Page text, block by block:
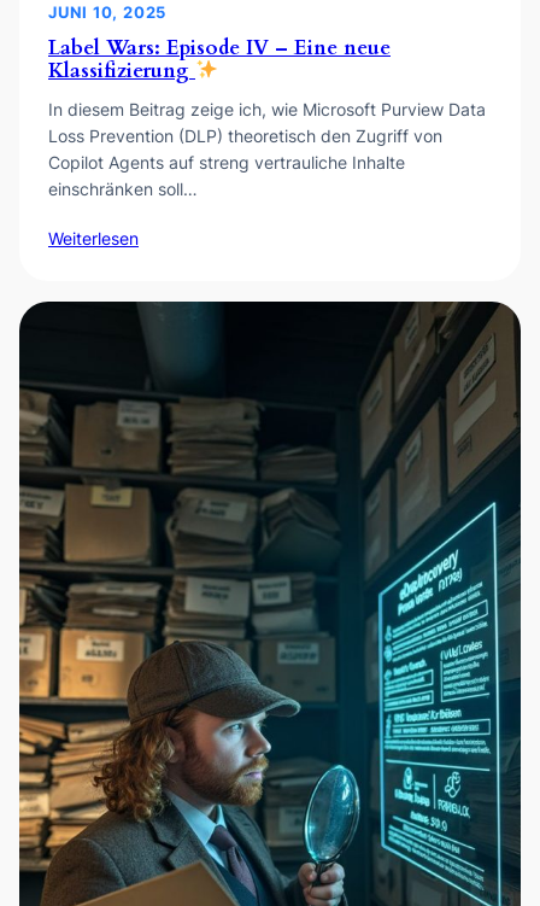
JUNI 10, 2025
Label Wars: Episode IV – Eine neue
Klassifizierung
In diesem Beitrag zeige ich, wie Microsoft Purview Data
Loss Prevention (DLP) theoretisch den Zugriff von
Copilot Agents auf streng vertrauliche Inhalte
einschränken soll…
Weiterlesen